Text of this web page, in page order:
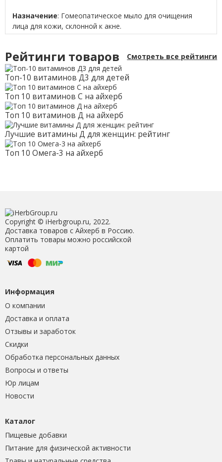
Назначение: Гомеопатическое мыло для очищения
лица для кожи, склонной к акне.
Рейтинги товаров Смотреть все рейтинги
Топ-10 витаминов Д3 для детей
Топ 10 витаминов С на айхерб
Топ 10 витаминов Д на айхерб
Лучшие витамины Д для женщин: рейтинг
Топ 10 Омега-3 на айхерб
Copyright © iHerbgroup.ru, 2022.
Доставка товаров с Айхерб в Россию.
Оплатить товары можно российской
картой
Информация
О компании
Доставка и оплата
Отзывы и заработок
Скидки
Обработка персональных данных
Вопросы и ответы
Юр лицам
Новости
Каталог
Пищевые добавки
Питание для физической активности